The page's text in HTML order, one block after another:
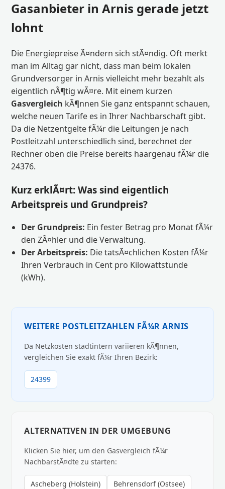
Gasanbieter in Arnis gerade jetzt
lohnt
Die Energiepreise Ã¤ndern sich stÃ¤ndig. Oft merkt
man im Alltag gar nicht, dass man beim lokalen
Grundversorger in Arnis vielleicht mehr bezahlt als
eigentlich nÃ¶tig wÃ¤re. Mit einem kurzen
Gasvergleich kÃ¶nnen Sie ganz entspannt schauen,
welche neuen Tarife es in Ihrer Nachbarschaft gibt.
Da die Netzentgelte fÃ¼r die Leitungen je nach
Postleitzahl unterschiedlich sind, berechnet der
Rechner oben die Preise bereits haargenau fÃ¼r die
24376.
Kurz erklÃ¤rt: Was sind eigentlich
Arbeitspreis und Grundpreis?
Der Grundpreis: Ein fester Betrag pro Monat fÃ¼r
den ZÃ¤hler und die Verwaltung.
Der Arbeitspreis: Die tatsÃ¤chlichen Kosten fÃ¼r
Ihren Verbrauch in Cent pro Kilowattstunde
(kWh).
WEITERE POSTLEITZAHLEN FÃ¼R ARNIS
Da Netzkosten stadtintern variieren kÃ¶nnen,
vergleichen Sie exakt fÃ¼r Ihren Bezirk:
24399
ALTERNATIVEN IN DER UMGEBUNG
Klicken Sie hier, um den Gasvergleich fÃ¼r
NachbarstÃ¤dte zu starten:
Ascheberg (Holstein)
Behrensdorf (Ostsee)